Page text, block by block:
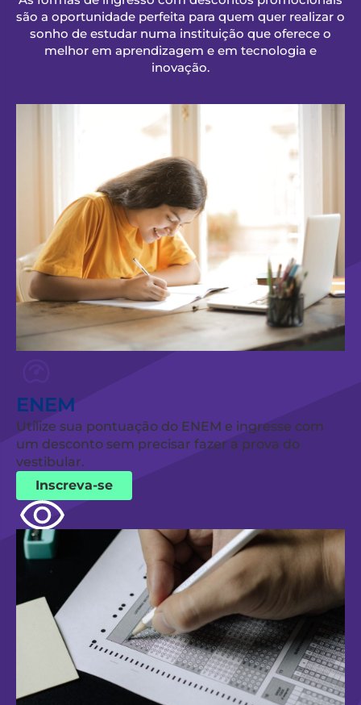
são a oportunidade perfeita para quem quer realizar o
sonho de estudar numa instituição que oferece o
melhor em aprendizagem e em tecnologia e
inovação.
ENEM
Utilize sua pontuação do ENEM e ingresse com
um desconto sem precisar fazer a prova do
vestibular.
Inscreva-se